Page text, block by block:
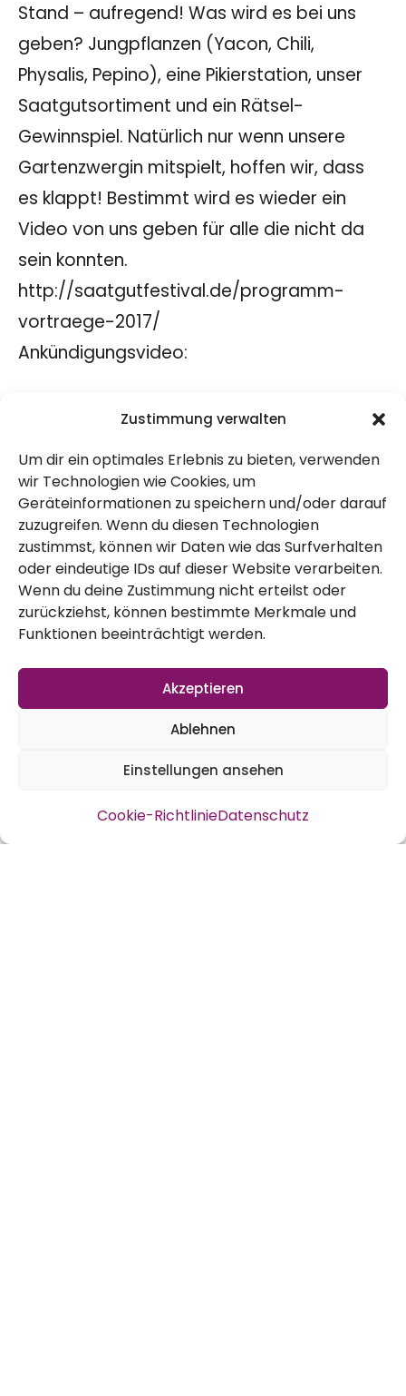
Zustimmung verwalten
Um dir ein optimales Erlebnis zu bieten, verwenden
wir Technologien wie Cookies, um
Geräteinformationen zu speichern und/oder darauf
zuzugreifen. Wenn du diesen Technologien
zustimmst, können wir Daten wie das Surfverhalten
oder eindeutige IDs auf dieser Website verarbeiten.
Wenn du deine Zustimmung nicht erteilst oder
zurückziehst, können bestimmte Merkmale und
Funktionen beeinträchtigt werden.
Akzeptieren
Ablehnen
Einstellungen ansehen
Cookie-RichtlinieDatenschutz
Stand – aufregend! Was wird es bei uns
geben? Jungpflanzen (Yacon, Chili,
Physalis, Pepino), eine Pikierstation, unser
Saatgutsortiment und ein Rätsel-
Gewinnspiel. Natürlich nur wenn unsere
Gartenzwergin mitspielt, hoffen wir, dass
es klappt! Bestimmt wird es wieder ein
Video von uns geben für alle die nicht da
sein konnten.
http://saatgutfestival.de/programm-
vortraege-2017/
Ankündigungsvideo: